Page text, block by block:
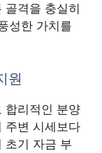
골격을 충실히
성한 가치를
원
합리적인 분양
주변 시세보다
초기 자금 부